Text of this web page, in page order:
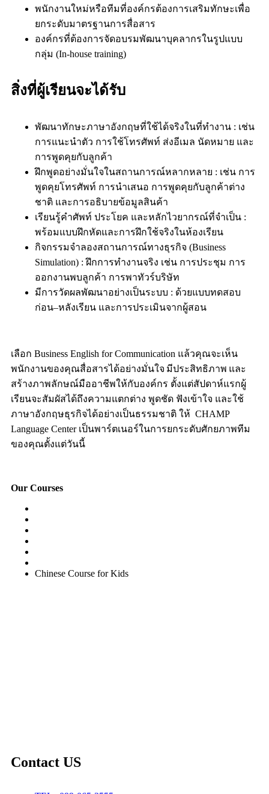
พนักงานใหม่หรือทีมที่องค์กรต้องการเสริมทักษะเพื่อ
ยกระดับมาตรฐานการสื่อสาร
องค์กรที่ต้องการจัดอบรมพัฒนาบุคลากรในรูปแบบ
กลุ่ม (In-house training)
สิ่งที่ผู้เรียนจะได้รับ
พัฒนาทักษะภาษาอังกฤษที่ใช้ได้จริงในที่ทำงาน : เช่น
การแนะนำตัว การใช้โทรศัพท์ ส่งอีเมล นัดหมาย และ
การพูดคุยกับลูกค้า
ฝึกพูดอย่างมั่นใจในสถานการณ์หลากหลาย : เช่น การ
พูดคุยโทรศัพท์ การนำเสนอ การพูดคุยกับลูกค้าต่าง
ชาติ และการอธิบายข้อมูลสินค้า
เรียนรู้คำศัพท์ ประโยค และหลักไวยากรณ์ที่จำเป็น :
พร้อมแบบฝึกหัดและการฝึกใช้จริงในห้องเรียน
กิจกรรมจำลองสถานการณ์ทางธุรกิจ (Business
Simulation) : ฝึกการทำงานจริง เช่น การประชุม การ
ออกงานพบลูกค้า การพาทัวร์บริษัท
มีการวัดผลพัฒนาอย่างเป็นระบบ : ด้วยแบบทดสอบ
ก่อน–หลังเรียน และการประเมินจากผู้สอน
เลือก Business English for Communication แล้วคุณจะเห็น
พนักงานของคุณสื่อสารได้อย่างมั่นใจ มีประสิทธิภาพ และ
สร้างภาพลักษณ์มืออาชีพให้กับองค์กร ตั้งแต่สัปดาห์แรกผู้
เรียนจะสัมผัสได้ถึงความแตกต่าง พูดชัด ฟังเข้าใจ และใช้
ภาษาอังกฤษธุรกิจได้อย่างเป็นธรรมชาติ ให้ CHAMP
Language Centerเป็นพาร์ตเนอร์ในการยกระดับศักยภาพทีม
ของคุณตั้งแต่วันนี้
Our Courses
Chinese Course for Kids
Contact US